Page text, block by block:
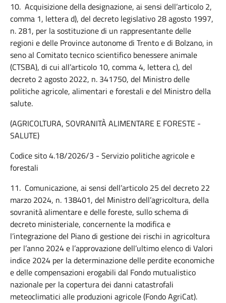
10. Acquisizione della designazione, ai sensi dell’articolo 2,
comma 1, lettera d), del decreto legislativo 28 agosto 1997,
n. 281, per la sostituzione di un rappresentante delle
regioni e delle Province autonome di Trento e di Bolzano, in
seno al Comitato tecnico scientifico benessere animale
(CTSBA), di cui all’articolo 10, comma 4, lettera c), del
decreto 2 agosto 2022, n. 341750, del Ministro delle
politiche agricole, alimentari e forestali e del Ministro della
salute.
(AGRICOLTURA, SOVRANITÀ ALIMENTARE E FORESTE -
SALUTE)
Codice sito 4.18/2026/3 - Servizio politiche agricole e
forestali
11. Comunicazione, ai sensi dell’articolo 25 del decreto 22
marzo 2024, n. 138401, del Ministro dell’agricoltura, della
sovranità alimentare e delle foreste, sullo schema di
decreto ministeriale, concernente la modifica e
l’integrazione del Piano di gestione dei rischi in agricoltura
per l’anno 2024 e l’approvazione dell’ultimo elenco di Valori
indice 2024 per la determinazione delle perdite economiche
e delle compensazioni erogabili dal Fondo mutualistico
nazionale per la copertura dei danni catastrofali
meteoclimatici alle produzioni agricole (Fondo AgriCat).